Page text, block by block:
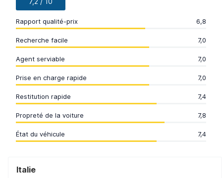
Rapport qualité-prix 6,8
Recherche facile 7,0
Agent serviable 7,0
Prise en charge rapide 7,0
Restitution rapide 7,4
Propreté de la voiture 7,8
État du véhicule 7,4
Italie